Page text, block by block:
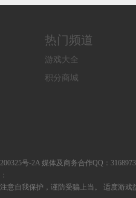
热门频道
游戏大全
积分商城
号-2A 媒体及商务合作QQ：
意自我保护，谨防受骗上当。 适度游戏